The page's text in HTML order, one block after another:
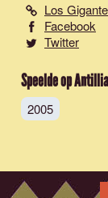
Los
Facebook
Twitter
Speelde op
2005